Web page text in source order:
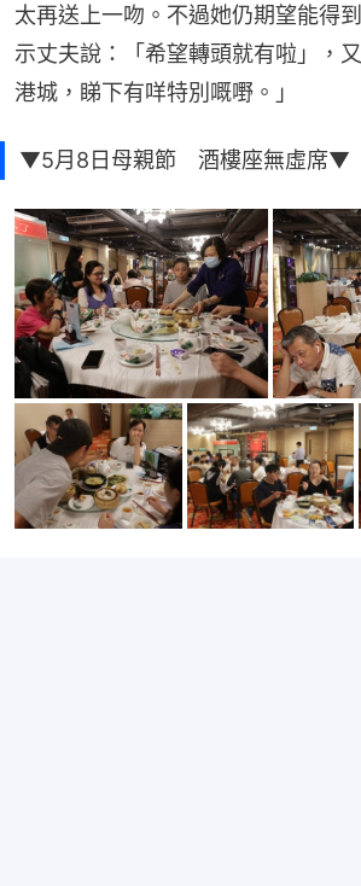
太再送上一吻。不過她仍期望能得
示丈夫說：「希望轉頭就有啦」，
港城，睇下有咩特別嘅嘢。」
▼5月8日母親節 酒樓座無虛席▼